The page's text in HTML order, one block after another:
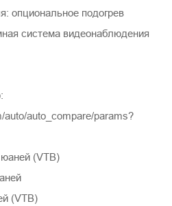
опциональное подогрев
система видеонаблюдения
auto_compare/params?
(VTB)
(VTB)